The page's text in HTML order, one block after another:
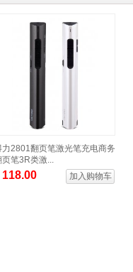
力2801翻页笔激光笔充电商务
页笔3R类激...
118.00 加入购物车